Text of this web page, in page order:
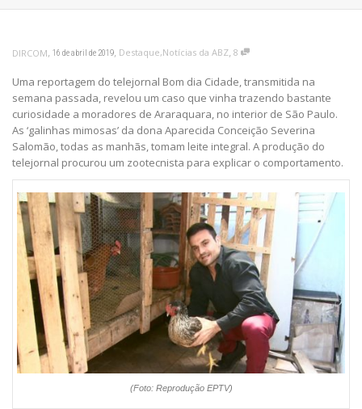
DIRCOM, 16 de abril de 2019, Destaque,Notícias da ABZ, 8
Uma reportagem do telejornal Bom dia Cidade, transmitida na
semana passada, revelou um caso que vinha trazendo bastante
curiosidade a moradores de Araraquara, no interior de São Paulo.
As ‘galinhas mimosas’ da dona Aparecida Conceição Severina
Salomão, todas as manhãs, tomam leite integral. A produção do
telejornal procurou um zootecnista para explicar o comportamento.
(Foto: Reprodução EPTV)